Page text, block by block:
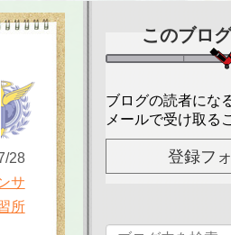
28
サ
所
このブロ
ブログの読者にな
メールで受け取る